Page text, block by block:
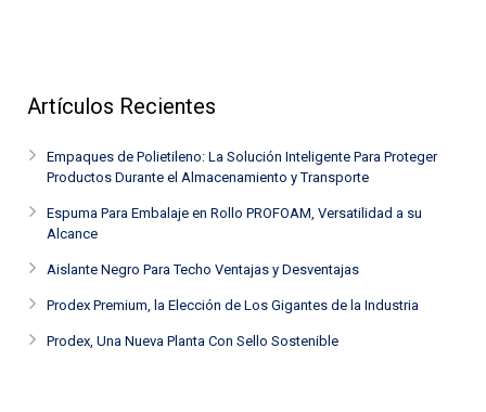
Artículos Recientes
Empaques de Polietileno: La Solución Inteligente Para Proteger
Productos Durante el Almacenamiento y Transporte
Espuma Para Embalaje en Rollo PROFOAM, Versatilidad a su
Alcance
Aislante Negro Para Techo Ventajas y Desventajas
Prodex Premium, la Elección de Los Gigantes de la Industria
Prodex, Una Nueva Planta Con Sello Sostenible